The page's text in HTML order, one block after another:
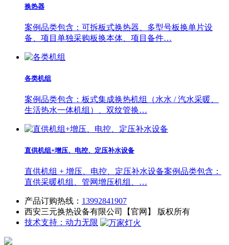
换热器
案例品类包含：可拆板式换热器、多型号板换单片设
备、项目单独采购板换本体、项目备件…
各类机组
案例品类包含：板式集成换热机组（水水 / 汽水采暖、
生活热水一体机组）、双纹管换…
直供机组+增压、电控、定压补水设备
直供机组 + 增压、电控、定压补水设备案例品类包含：
直供采暖机组、管网增压机组、…
产品订购热线： 13992841907
西安三元换热设备有限公司【官网】 版权所有
技术支持：动力无限